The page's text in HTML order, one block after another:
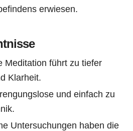
erwiesen.
Meditation führt zu tiefer
Klarheit.
und einfach zu
Untersuchungen haben die